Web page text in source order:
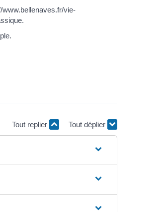
vie-
Tout replier Tout déplier